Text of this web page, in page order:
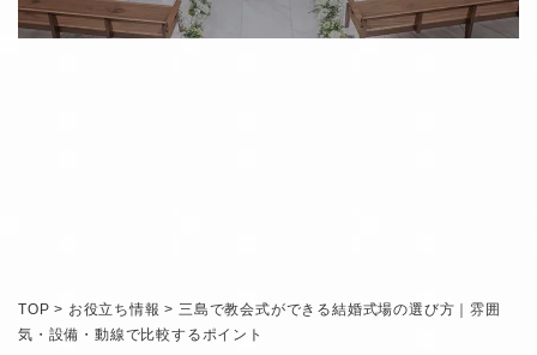
TOP > お役立ち情報 >三島で教会式ができる結婚式場の選び方｜雰囲
気・設備・動線で比較するポイント